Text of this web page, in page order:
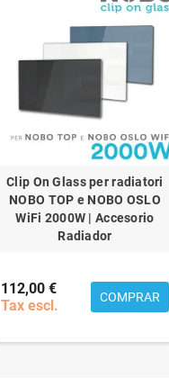
Clip On Glass per radiatori
NOBO TOP e NOBO OSLO
WiFi 2000W | Accesorio
Radiador
112,00 €
Tax escl.
COMPRAR